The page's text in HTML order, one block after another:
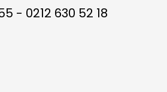
- 0212 630 52 18